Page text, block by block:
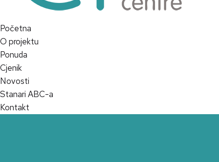
Početna
O projektu
Ponuda
Cjenik
Novosti
Stanari ABC-a
Kontakt